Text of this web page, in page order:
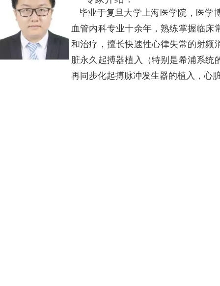
毕业于复旦大学上海医学院，医学
血管内科专业十余年，熟练掌握临床
和治疗，擅长快速性心律失常的射频
脏永久起搏器植入（特别是希浦系统
再同步化起搏脉冲发生器的植入，心